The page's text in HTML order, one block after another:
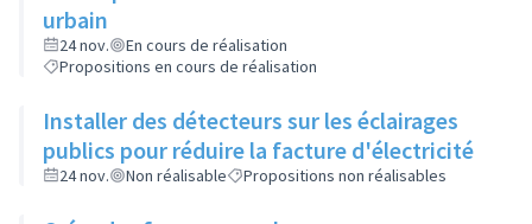
urbain
24 nov.
En cours de réalisation
Propositions en cours de réalisation
Installer des détecteurs sur les éclairages
publics pour réduire la facture d'électricité
24 nov. Non réalisable Propositions non réalisables